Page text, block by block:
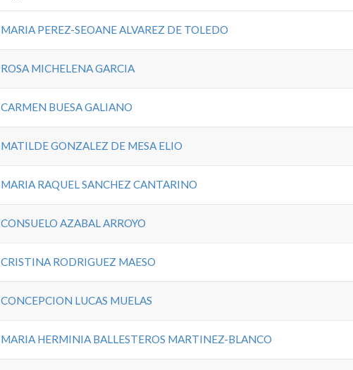
MARIA PEREZ-SEOANE ALVAREZ DE TOLEDO
ROSA MICHELENA GARCIA
CARMEN BUESA GALIANO
MATILDE GONZALEZ DE MESA ELIO
MARIA RAQUEL SANCHEZ CANTARINO
CONSUELO AZABAL ARROYO
CRISTINA RODRIGUEZ MAESO
CONCEPCION LUCAS MUELAS
MARIA HERMINIA BALLESTEROS MARTINEZ-BLANCO